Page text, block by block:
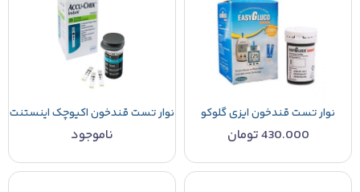
نوار تست قندخون ایزی گلوکو
430.000تومان
نوار تست قندخون اکیوچک اینستنت
ناموجود